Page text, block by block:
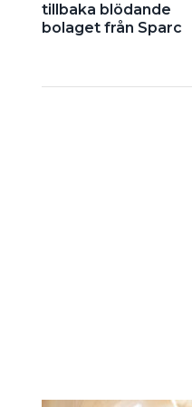
tillbaka blödande
bolaget från Sparc